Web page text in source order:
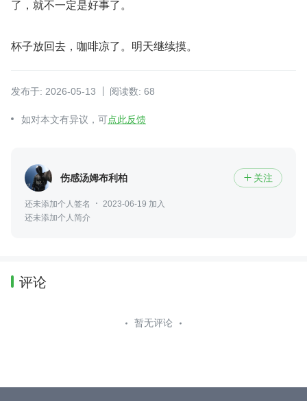
了，就不一定是好事了。
杯子放回去，咖啡凉了。明天继续摸。
发布于: 2026-05-13 阅读数: 68
如对本文有异议，可点此反馈
伤感汤姆布利柏  关注
还未添加个人签名
2023-06-19 加入
还未添加个人简介
评论
暂无评论